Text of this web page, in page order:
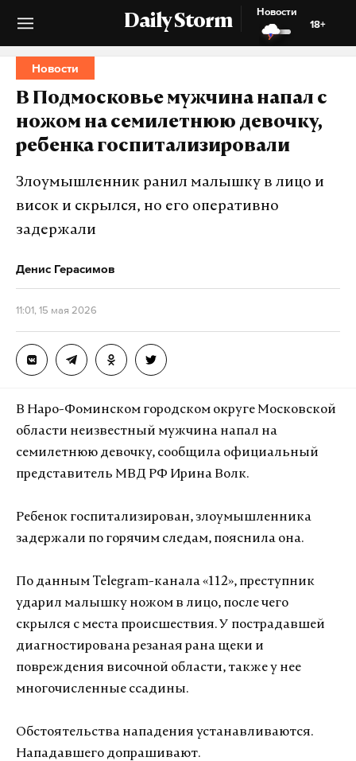
Daily Storm
Новости
18+
Новости
В Подмосковье мужчина напал с
ножом на семилетнюю девочку,
ребенка госпитализировали
Злоумышленник ранил малышку в лицо и
висок и скрылся, но его оперативно
задержали
Денис Герасимов
11:01, 15 мая 2026
В Наро-Фоминском городском округе Московской
области неизвестный мужчина напал на
семилетнюю девочку, сообщила официальный
представитель МВД РФ Ирина Волк.
Ребенок госпитализирован, злоумышленника
задержали по горячим следам, пояснила она.
По данным Telegram-канала «112», преступник
ударил малышку ножом в лицо, после чего
скрылся с места происшествия. У пострадавшей
диагностирована резаная рана щеки и
повреждения височной области, также у нее
многочисленные ссадины.
Обстоятельства нападения устанавливаются.
Нападавшего допрашивают.